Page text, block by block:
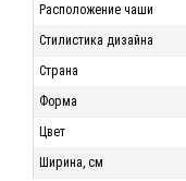
Расположение чаши
Стилистика дизайна
Страна
Форма
Цвет
Ширина, см